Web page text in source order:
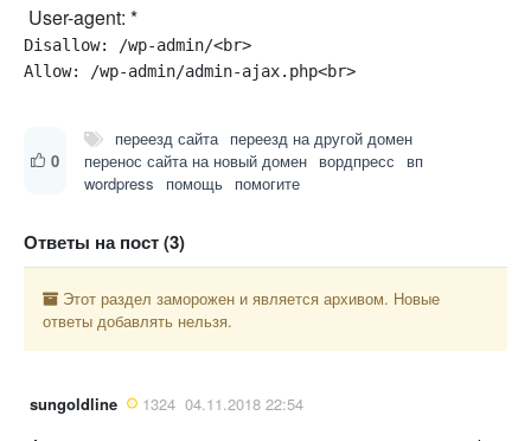
User-agent: *
Disallow: /wp-admin/<br>
Allow: /wp-admin/admin-ajax.php<br>
0
переезд сайта переезд на другой домен
перенос сайта на новый домен вордпресс
вп
wordpress
помощь помогите
Ответы на пост (3)
Этот раздел заморожен и является архивом. Новые
ответы добавлять нельзя.
sungoldline 1324 04.11.2018 22:54